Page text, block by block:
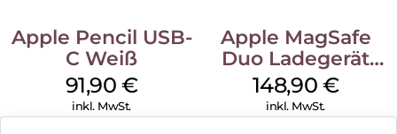
Apple Pencil USB-
C Weiß
91,90 €
inkl. MwSt.
Apple MagSafe
Duo Ladegerät
Weiß
148,90 €
inkl. MwSt.